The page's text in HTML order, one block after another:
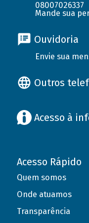
08007026337
Mande sua
Ouvidoria
Envie sua
Outros
Acesso à
Acesso Rápido
Quem somos
Onde atuamos
Transparência